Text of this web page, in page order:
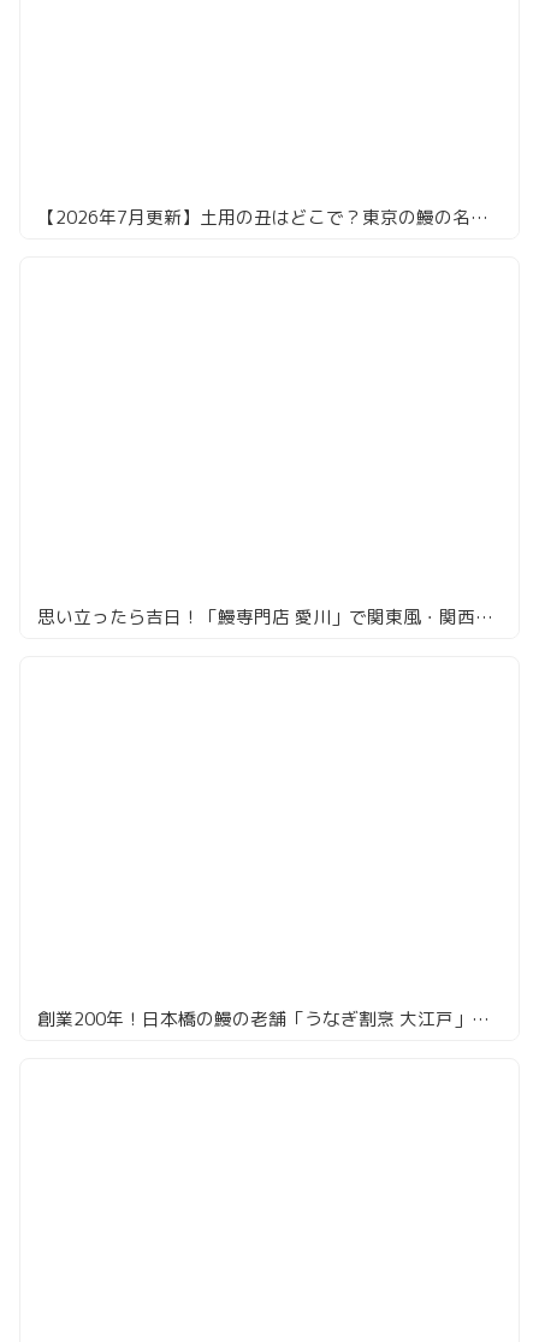
【2026年7月更新】土用の丑はどこで？東京の鰻の名店16選。共水・天然・江戸前まで食べ倒してきました！
思い立ったら吉日！「鰻専門店 愛川」で関東風・関西風うな重の食べ比べ！
創業200年！日本橋の鰻の老舗「うなぎ割烹 大江戸」の最強鰻重に挑戦